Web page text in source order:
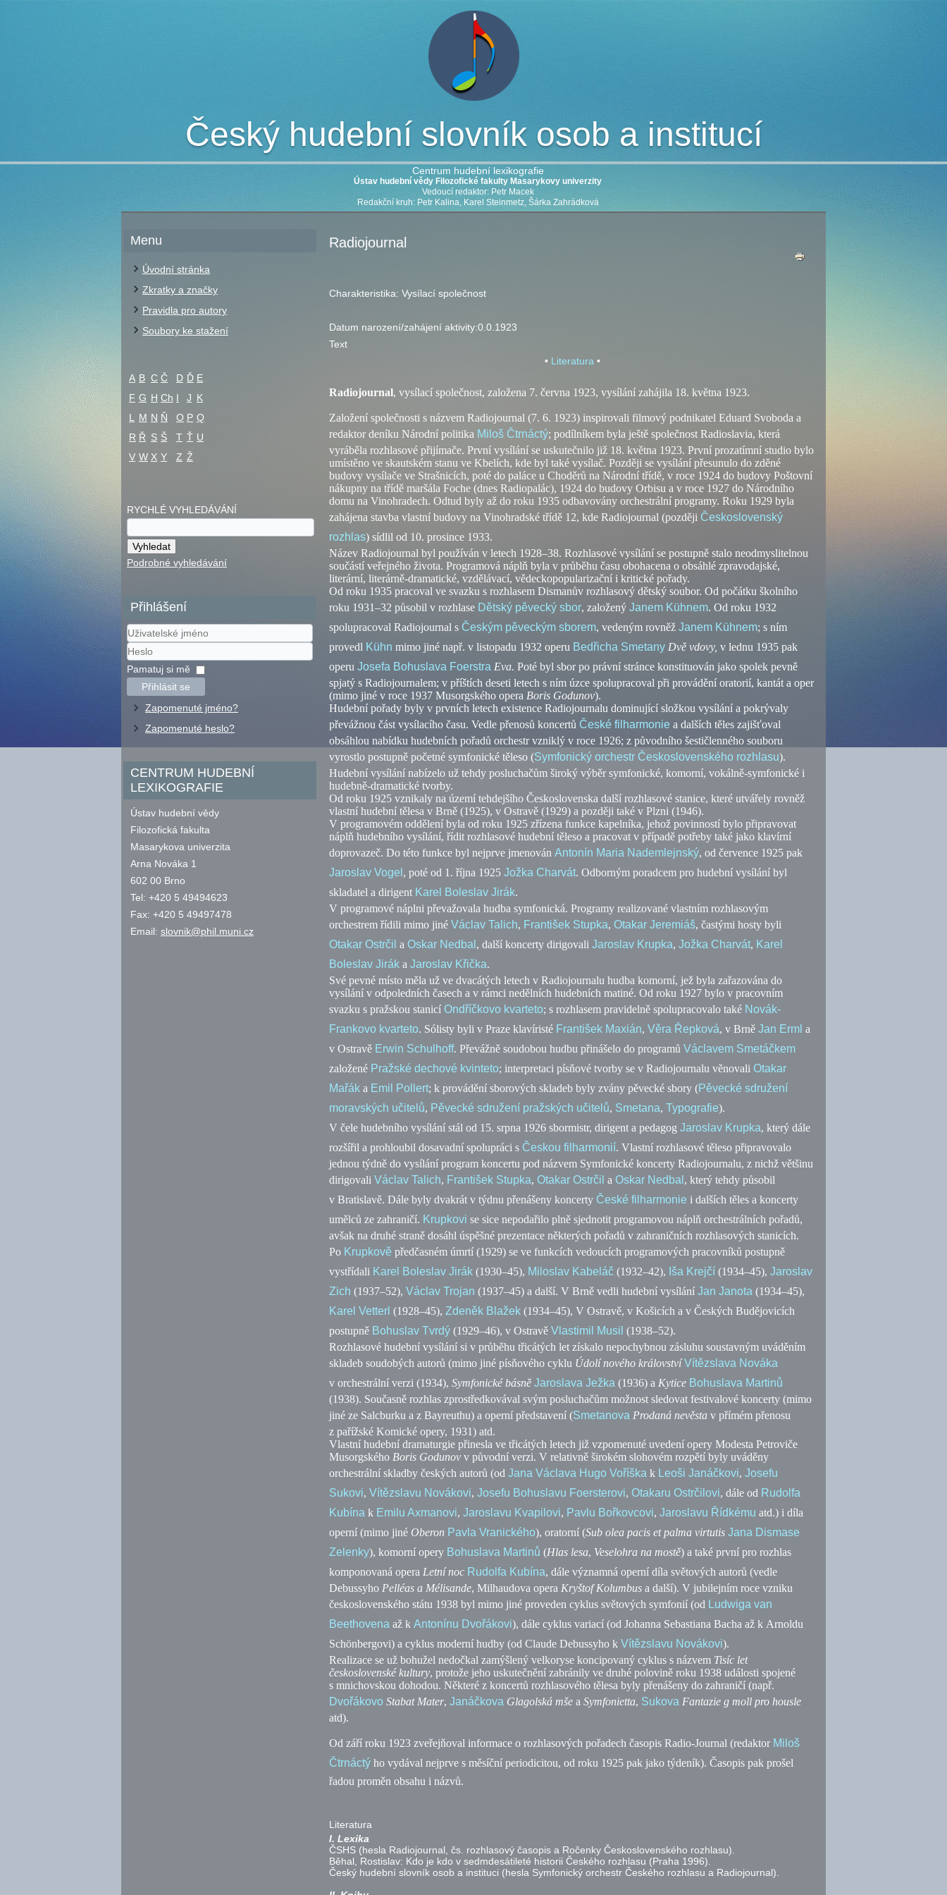
Český hudební slovník osob a institucí
Centrum hudební lexikografie
Ústav hudební vědy Filozofické fakulty Masarykovy univerzity
Vedoucí redaktor: Petr Macek
Redakční kruh: Petr Kalina, Karel Steinmetz, Šárka Zahrádková
Menu
Úvodní stránka
Zkratky a značky
Pravidla pro autory
Soubory ke stažení
A B C Č D Ď E
F G H Ch I J K
L
M N Ň O P Q
R Ř S Š T Ť U
V W X Y Z Ž
RYCHLÉ VYHLEDÁVÁNÍ
Podrobné vyhledávání
Přihlášení
Uživatelské
jméno
Heslo
Pamatuj si mě
Přihlásit se
Zapomenuté jméno?
Zapomenuté heslo?
CENTRUM HUDEBNÍ
LEXIKOGRAFIE
Ústav hudební vědy
Filozofická fakulta
Masarykova univerzita
Arna Nováka 1
602 00 Brno
Tel: +420 5 49494623
Fax: +420 5 49497478
Email: slovnik@phil.muni.cz
Radiojournal
Charakteristika: Vysílací společnost
Datum narození/zahájení aktivity:0.0.1923
Text
• Literatura •
Radiojournal, vysílací společnost, založena 7. června 1923, vysílání zahájila 18. května 1923.
Založení společnosti s názvem Radiojournal (7. 6. 1923) inspirovali filmový podnikatel Eduard Svoboda a
redaktor deníku Národní politika Miloš Čtrnáctý; podílníkem byla ještě společnost Radioslavia, která
vyráběla rozhlasové přijímače. První vysílání se uskutečnilo již 18. května 1923. První prozatímní studio bylo
umístěno ve skautském stanu ve Kbelích, kde byl také vysílač. Později se vysílání přesunulo do zděné
budovy vysílače ve Strašnicích, poté do paláce u Choděrů na Národní třídě, v roce 1924 do budovy Poštovní
nákupny na třídě maršála Foche (dnes Radiopalác), 1924 do budovy Orbisu a v roce 1927 do Národního
domu na Vinohradech. Odtud byly až do roku 1935 odbavovány orchestrální programy. Roku 1929 byla
zahájena stavba vlastní budovy na Vinohradské třídě 12, kde Radiojournal (později Československý
rozhlas) sídlil od 10. prosince 1933.
Název Radiojournal byl používán v letech 1928–38. Rozhlasové vysílání se postupně stalo neodmyslitelnou
součástí veřejného života. Programová náplň byla v průběhu času obohacena o obsáhlé zpravodajské,
literární, literárně-dramatické, vzdělávací, vědeckopopularizační i kritické pořady.
Od roku 1935 pracoval ve svazku s rozhlasem Dismanův rozhlasový dětský soubor. Od počátku školního
roku 1931–32 působil v rozhlase Dětský pěvecký sbor, založený Janem Kühnem. Od roku 1932
spolupracoval Radiojournal s Českým pěveckým sborem, vedeným rovněž Janem Kühnem; s ním
provedl Kühn mimo jiné např. v listopadu 1932 operu Bedřicha Smetany Dvě vdovy, v lednu 1935 pak
operu Josefa Bohuslava Foerstra Eva. Poté byl sbor po právní stránce konstituován jako spolek pevně
spjatý s Radiojournalem; v příštích deseti letech s ním úzce spolupracoval při provádění oratorií, kantát a oper
(mimo jiné v roce 1937 Musorgského opera Boris Godunov).
Hudební pořady byly v prvních letech existence Radiojournalu dominující složkou vysílání a pokrývaly
převážnou část vysílacího času. Vedle přenosů koncertů České filharmonie a dalších těles zajišťoval
obsáhlou nabídku hudebních pořadů orchestr vzniklý v roce 1926; z původního šestičlenného souboru
vyrostlo postupně početné symfonické těleso (Symfonický orchestr Československého rozhlasu).
Hudební vysílání nabízelo už tehdy posluchačům široký výběr symfonické, komorní, vokálně-symfonické i
hudebně-dramatické tvorby.
Od roku 1925 vznikaly na území tehdejšího Československa další rozhlasové stanice, které utvářely rovněž
vlastní hudební tělesa v Brně (1925), v Ostravě (1929) a později také v Plzni (1946).
V programovém oddělení byla od roku 1925 zřízena funkce kapelníka, jehož povinností bylo připravovat
náplň hudebního vysílání, řídit rozhlasové hudební těleso a pracovat v případě potřeby také jako klavírní
doprovazeč. Do této funkce byl nejprve jmenován Antonín Maria Nademlejnský, od července 1925 pak
Jaroslav Vogel , poté od 1. října 1925 Jožka Charvát. Odborným poradcem pro hudební vysílání byl
skladatel a dirigent Karel Boleslav Jirák.
V programové náplni převažovala hudba symfonická. Programy realizované vlastním rozhlasovým
orchestrem řídili mimo jiné Václav Talich, František Stupka, Otakar Jeremiáš, častými hosty byli
Otakar Ostrčil a Oskar Nedbal , další koncerty dirigovali Jaroslav Krupka, Jožka Charvát, Karel
Boleslav Jirák a Jaroslav Křička.
Své pevné místo měla už ve dvacátých letech v Radiojournalu hudba komorní, jež byla zařazována do
vysílání v odpoledních časech a v rámci nedělních hudebních matiné. Od roku 1927 bylo v pracovním
svazku s pražskou stanicí Ondříčkovo kvarteto; s rozhlasem pravidelně spolupracovalo také Novák-
Frankovo kvarteto. Sólisty byli v Praze klavíristé František Maxián, Věra Řepková, v Brně Jan Erml a
v Ostravě Erwin Schulhoff. Převážně soudobou hudbu přinášelo do programů Václavem Smetáčkem
založené Pražské dechové kvinteto; interpretaci písňové tvorby se v Radiojournalu věnovali Otakar
Mařák a Emil Pollert; k provádění sborových skladeb byly zvány pěvecké sbory (Pěvecké sdružení
moravských učitelů, Pěvecké sdružení pražských učitelů, Smetana, Typografie).
V čele hudebního vysílání stál od 15. srpna 1926 sbormistr, dirigent a pedagog Jaroslav Krupka, který dále
rozšířil a prohloubil dosavadní spolupráci s Českou filharmonií. Vlastní rozhlasové těleso připravovalo
jednou týdně do vysílání program koncertu pod názvem Symfonické koncerty Radiojournalu, z nichž většinu
dirigovali Václav Talich, František Stupka, Otakar Ostrčil a Oskar Nedbal , který tehdy působil
v Bratislavě. Dále byly dvakrát v týdnu přenášeny koncerty České filharmonie i dalších těles a koncerty
umělců ze zahraničí. Krupkovi se sice nepodařilo plně sjednotit programovou náplň orchestrálních pořadů,
avšak na druhé straně dosáhl úspěšné prezentace některých pořadů v zahraničních rozhlasových stanicích.
Po Krupkově předčasném úmrtí (1929) se ve funkcích vedoucích programových pracovníků postupně
vystřídali Karel Boleslav Jirák (1930–45), Miloslav Kabeláč (1932–42), Iša Krejčí (1934–45), Jaroslav
Zich (1937–52), Václav Trojan (1937–45) a další. V Brně vedli hudební vysílání Jan Janota (1934–45),
Karel Vetterl (1928–45), Zdeněk Blažek (1934–45), V Ostravě, v Košicích a v Českých Budějovicích
postupně Bohuslav Tvrdý (1929–46), v Ostravě Vlastimil Musil (1938–52).
Rozhlasové hudební vysílání si v průběhu třicátých let získalo nepochybnou zásluhu soustavným uváděním
skladeb soudobých autorů (mimo jiné písňového cyklu Údolí nového královstvíVítězslava Nováka
v orchestrální verzi (1934), Symfonické básně Jaroslava Ježka (1936) a Kytice Bohuslava Martinů
(1938). Současně rozhlas zprostředkovával svým posluchačům možnost sledovat festivalové koncerty (mimo
jiné ze Salcburku a z Bayreuthu) a operní představení (Smetanova Prodaná nevěsta v přímém přenosu
z pařížské Komické opery, 1931) atd.
Vlastní hudební dramaturgie přinesla ve třicátých letech již vzpomenuté uvedení opery Modesta Petroviče
Musorgského Boris Godunov v původní verzi. V relativně širokém slohovém rozpětí byly uváděny
orchestrální skladby českých autorů (od Jana Václava Hugo Voříška k Leoši Janáčkovi, Josefu
Sukovi, Vítězslavu Novákovi, Josefu Bohuslavu Foersterovi, Otakaru Ostrčilovi, dále od Rudolfa
Kubína k Emilu Axmanovi, Jaroslavu Kvapilovi, Pavlu Bořkovcovi, Jaroslavu Řídkému atd.) i díla
operní (mimo jiné Oberon Pavla Vranického), oratorní (Sub olea pacis et palma virtutis Jana Dismase
Zelenky), komorní opery Bohuslava Martinů (Hlas lesa, Veselohra na mostě) a také první pro rozhlas
komponovaná opera Letní noc Rudolfa Kubína, dále významná operní díla světových autorů (vedle
Debussyho Pelléas a Mélisande, Milhaudova opera Kryštof Kolumbus a další). V jubilejním roce vzniku
československého státu 1938 byl mimo jiné proveden cyklus světových symfonií (od Ludwiga van
Beethovena až k Antonínu Dvořákovi), dále cyklus variací (od Johanna Sebastiana Bacha až k Arnoldu
Schönbergovi) a cyklus moderní hudby (od Claude Debussyho k Vítězslavu Novákovi).
Realizace se už bohužel nedočkal zamýšlený velkoryse koncipovaný cyklus s názvem Tisíc let
československé kultury, protože jeho uskutečnění zabránily ve druhé polovině roku 1938 události spojené
s mnichovskou dohodou. Některé z koncertů rozhlasového tělesa byly přenášeny do zahraničí (např.
Dvořákovo Stabat Mater, Janáčkova Glagolská mše a Symfonietta, Sukova Fantazie g moll pro housle
atd).
Od září roku 1923 zveřejňoval informace o rozhlasových pořadech časopis Radio-Journal (redaktor Miloš
Čtrnáctý ho vydával nejprve s měsíční periodicitou, od roku 1925 pak jako týdeník). Časopis pak prošel
řadou proměn obsahu i názvů.
Literatura
I. Lexika
ČSHS (hesla Radiojournal, čs. rozhlasový časopis a Ročenky Československého rozhlasu).
Běhal, Rostislav: Kdo je kdo v sedmdesátileté historii Českého rozhlasu (Praha 1996).
Český hudební slovník osob a instituci (hesla Symfonický orchestr Českého rozhlasu a Radiojournal).